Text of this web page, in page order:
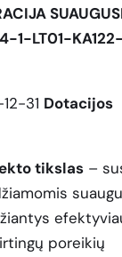
1-LT01-
31 Dotacijos
tikslas –
poreikių